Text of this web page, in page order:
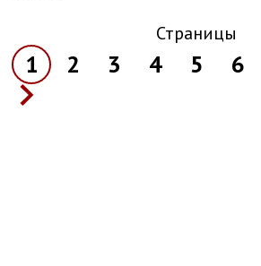
Страницы
1 2 3 4 5 6